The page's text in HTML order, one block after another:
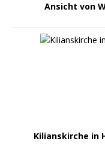
Ansicht von
Kilianskirche in